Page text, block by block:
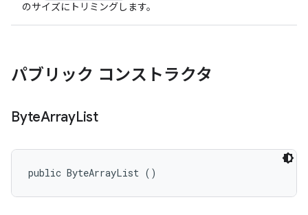
のサイズにトリミングします。
パブリック コンストラクタ
ByteArrayList
public ByteArrayList ()